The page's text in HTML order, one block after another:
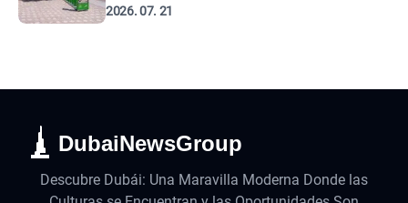
2026. 07. 21
DubaiNewsGroup
Descubre Dubái: Una Maravilla Moderna Donde las